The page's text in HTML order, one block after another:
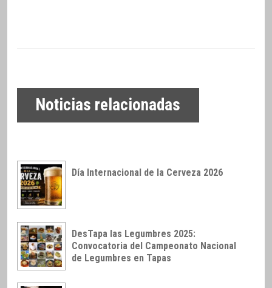
Noticias relacionadas
Día Internacional de la Cerveza 2026
DesTapa las Legumbres 2025:
Convocatoria del Campeonato Nacional
de Legumbres en Tapas